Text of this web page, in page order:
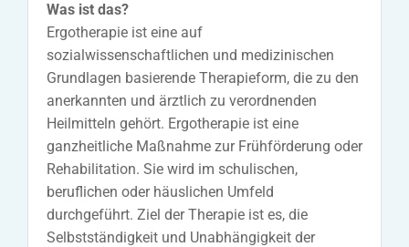
Was ist das?
Ergotherapie ist eine auf
sozialwissenschaftlichen und medizinischen
Grundlagen basierende Therapieform, die zu den
anerkannten und ärztlich zu verordnenden
Heilmitteln gehört. Ergotherapie ist eine
ganzheitliche Maßnahme zur Frühförderung oder
Rehabilitation. Sie wird im schulischen,
beruflichen oder häuslichen Umfeld
durchgeführt. Ziel der Therapie ist es, die
Selbstständigkeit und Unabhängigkeit der